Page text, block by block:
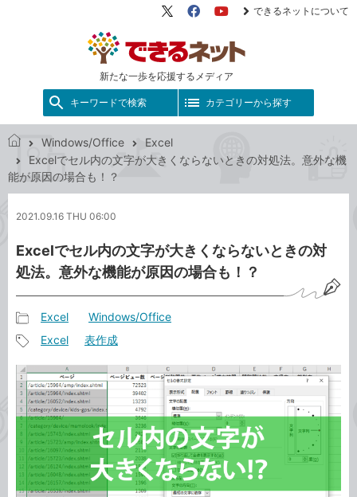
新たな一歩を応援するメディア
X（旧
FacebookYouTube
できるネットについて
キーワードで検索 カテゴリーから探す
で
き
ッ
Windows/Office
Excel
Excelでセル内の文字が大きくならないときの対処法。意外な機
能が原因の場合も！？
2021.09.16 THU 06:00
Excelでセル内の文字が大きくならないときの対
処法。意外な機能が原因の場合も！？
事
カ
テ
ゴ
リ
Excel Windows/Office
事
タ
グ
Excel 表作成